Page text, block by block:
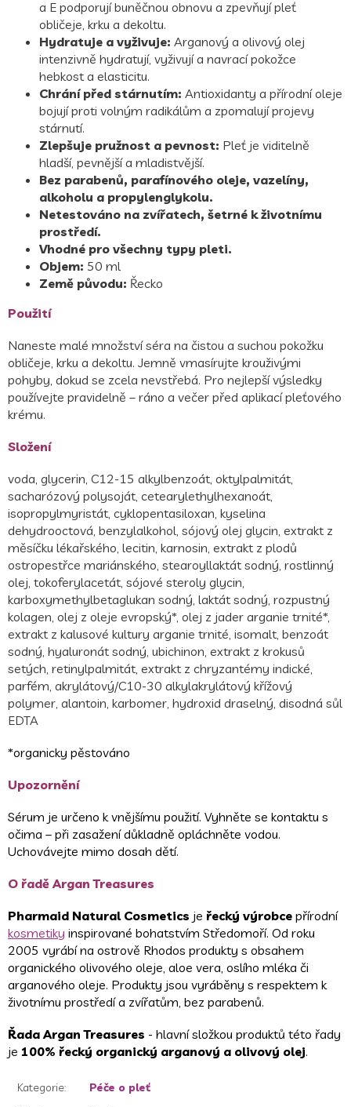
a E podporují buněčnou obnovu a zpevňují pleť
obličeje, krku a dekoltu.
Hydratuje a vyživuje: Arganový a olivový olej
intenzivně hydratují, vyživují a navrací pokožce
hebkost a elasticitu.
Chrání před stárnutím: Antioxidanty a přírodní oleje
bojují proti volným radikálům a zpomalují projevy
stárnutí.
Zlepšuje pružnost a pevnost: Pleť je viditelně
hladší, pevnější a mladistvější.
Bez parabenů, parafínového oleje, vazelíny,
alkoholu a propylenglykolu.
Netestováno na zvířatech, šetrné k životnímu
prostředí.
Vhodné pro všechny typy pleti.
Objem: 50 ml
Země původu: Řecko
Použití
Naneste malé množství séra na čistou a suchou pokožku
obličeje, krku a dekoltu. Jemně vmasírujte krouživými
pohyby, dokud se zcela nevstřebá. Pro nejlepší výsledky
používejte pravidelně – ráno a večer před aplikací pleťového
krému.
Složení
voda, glycerin, C12-15 alkylbenzoát, oktylpalmitát,
sacharózový polysoját, cetearylethylhexanoát,
isopropylmyristát, cyklopentasiloxan, kyselina
dehydrooctová, benzylalkohol, sójový olej glycin, extrakt z
měsíčku lékařského, lecitin, karnosin, extrakt z plodů
ostropestřce mariánského, stearoyllaktát sodný, rostlinný
olej, tokoferylacetát, sójové steroly glycin,
karboxymethylbetaglukan sodný, laktát sodný, rozpustný
kolagen, olej z oleje evropský*, olej z jader arganie trnité*,
extrakt z kalusové kultury arganie trnité, isomalt, benzoát
sodný, hyaluronát sodný, ubichinon, extrakt z krokusů
setých, retinylpalmitát, extrakt z chryzantémy indické,
parfém, akrylátový/C10-30 alkylakrylátový křížový
polymer, alantoin, karbomer, hydroxid draselný, disodná sůl
EDTA
*organicky pěstováno
Upozornění
Sérum je určeno k vnějšímu použití. Vyhněte se kontaktu s
očima – při zasažení důkladně opláchněte vodou.
Uchovávejte mimo dosah dětí.
O řadě Argan Treasures
Pharmaid Natural Cosmetics je řecký výrobce přírodní
kosmetiky inspirované bohatstvím Středomoří. Od roku
2005 vyrábí na ostrově Rhodos produkty s obsahem
organického olivového oleje, aloe vera, oslího mléka či
arganového oleje. Produkty jsou vyráběny s respektem k
životnímu prostředí a zvířatům, bez parabenů.
Řada Argan Treasures - hlavní složkou produktů této řady
je 100% řecký organický arganový a olivový olej.
Kategorie:
Péče o pleť